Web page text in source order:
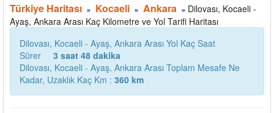
Türkiye Haritası » Kocaeli » Ankara » Dilovası, Kocaeli -
Ayaş, Ankara Arası Kaç Kilometre ve Yol Tarifi Haritası
Dilovası, Kocaeli - Ayaş, Ankara Arası Yol Kaç Saat
Sürer
3 saat 48 dakika
Dilovası, Kocaeli - Ayaş, Ankara Arası Toplam Mesafe Ne
Kadar, Uzaklık Kaç Km : 360 km